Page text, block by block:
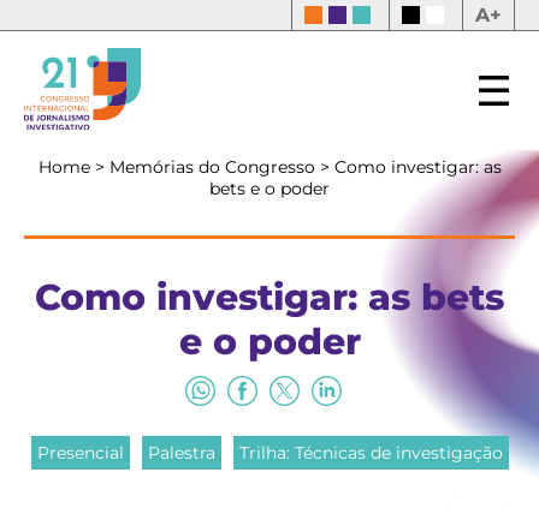
A+
Home > Memórias do Congresso > Como investigar: as
bets e o poder
Como investigar: as bets
e o poder
Presencial Palestra Trilha: Técnicas de investigação